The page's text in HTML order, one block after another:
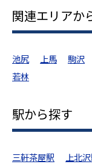
関連エリアか
池尻 上馬 駒沢
若林
駅から探す
三軒茶屋駅 上北